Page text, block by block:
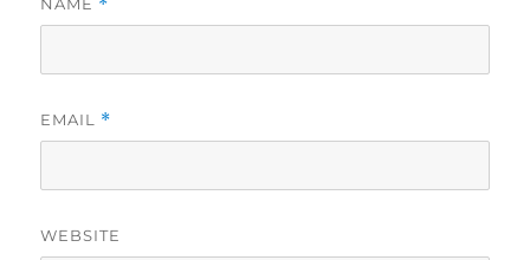
*
EMAIL *
WEBSITE